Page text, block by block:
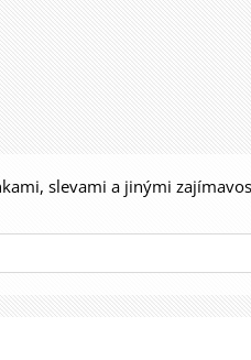
slevami a jinými